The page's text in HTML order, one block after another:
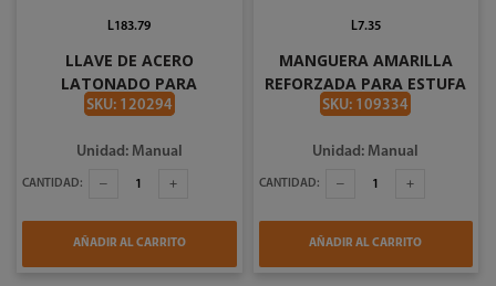
LLAVE DE ACERO
LATONADO PARA
MANGUERA DE 1/2 PLG
SKU: 120294
L183.79
Unidad: Manual
CANTIDAD:
AÑADIR AL CARRITO
MANGUERA AMARILLA
REFORZADA PARA ESTUFA
DE 300 FT
SKU: 109334
L7.35
Unidad: Manual
CANTIDAD:
AÑADIR AL CARRITO